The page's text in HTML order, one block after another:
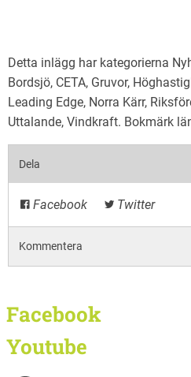
Detta inlägg har kategorierna
Bordsjö, CETA, Gruvor,
Leading Edge, Norra Kärr,
Uttalande, Vindkraft. Bokmärk
Dela
Facebook Twitter
Kommentera
Facebook
Youtube